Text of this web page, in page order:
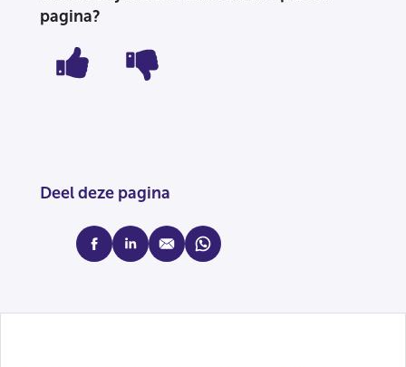
pagina?
Deel deze pagina
facebooklinkedinmail whatsapp